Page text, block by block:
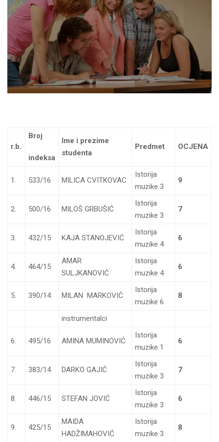
r.b.
Broj
indeksa
Ime i prezime
studenta
Predmet OCJENA
1. 533/16 MILICA CVITKOVAC
Istorija
muzike 3
9
2. 500/16 MILOŠ GRBUŠIĆ
Istorija
muzike 3
7
3. 432/15 KAJA STANOJEVIĆ
Istorija
muzike 4
6
4. 464/15
AMAR
SULJKANOVIĆ
Istorija
muzike 4
6
5. 390/14 MILAN MARKOVIĆ
Istorija
muzike 6
8
instrumentalci
6. 495/16 AMINA MUMINOVIĆ
Istorija
muzike 1
6
7. 383/14 DARKO GAJIĆ
Istorija
muzike 3
7
8. 446/15 STEFAN JOVIĆ
Istorija
muzike 3
6
9. 425/15
MAIDA
HADŽIMAHOVIĆ
Istorija
muzike 3
8